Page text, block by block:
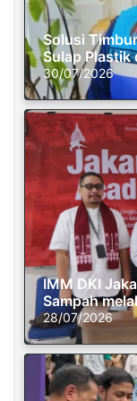
Solusi
Sulap Plastik
30/07/2026
IMM DKI
Sampah
28/07/2026